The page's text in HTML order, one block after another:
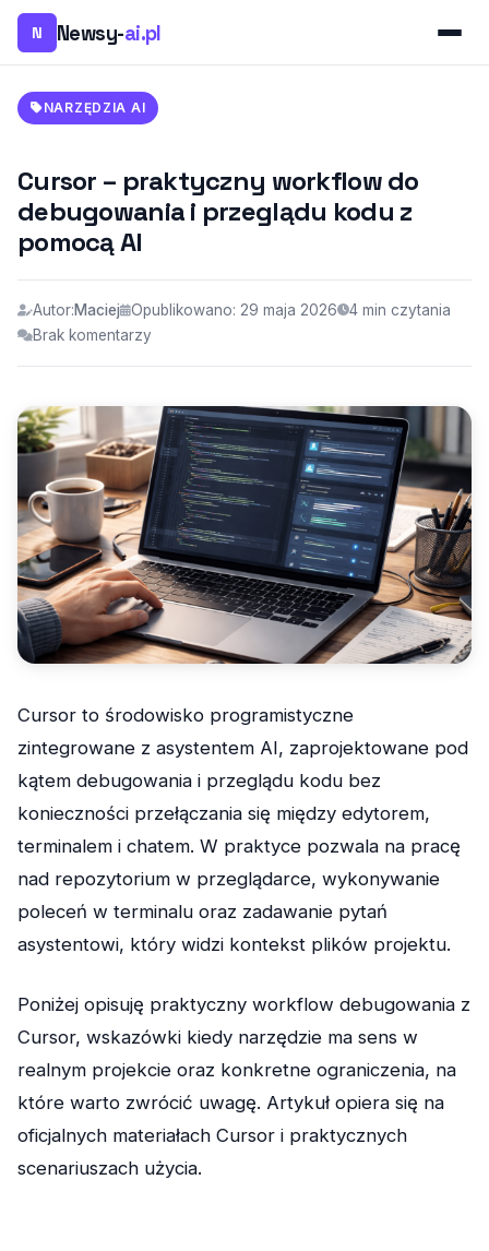
N Newsy-ai.pl
NARZĘDZIA AI
Cursor – praktyczny workflow do
debugowania i przeglądu kodu z
pomocą AI
Autor:Maciej Opublikowano: 29 maja 2026
4 min czytania
Brak komentarzy
Cursor to środowisko programistyczne
zintegrowane z asystentem AI, zaprojektowane pod
kątem debugowania i przeglądu kodu bez
konieczności przełączania się między edytorem,
terminalem i chatem. W praktyce pozwala na pracę
nad repozytorium w przeglądarce, wykonywanie
poleceń w terminalu oraz zadawanie pytań
asystentowi, który widzi kontekst plików projektu.
Poniżej opisuję praktyczny workflow debugowania z
Cursor, wskazówki kiedy narzędzie ma sens w
realnym projekcie oraz konkretne ograniczenia, na
które warto zwrócić uwagę. Artykuł opiera się na
oficjalnych materiałach Cursor i praktycznych
scenariuszach użycia.